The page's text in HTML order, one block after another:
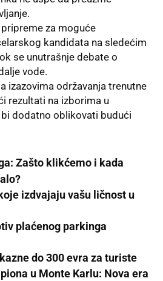
za moguće
kandidata na sledećim
se unutrašnje debate o
vode.
izazovima održavanja trenutne
rezultati na izborima u
dodatno oblikovati budući
Zašto klikćemo i kada
izdvajaju vašu ličnost u
plaćenog parkinga
do 300 evra za turiste
u Monte Karlu: Nova era